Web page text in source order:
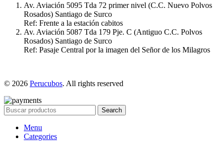
Av. Aviación 5095 Tda 72 primer nivel (C.C. Nuevo Polvos
Rosados) Santiago de Surco
Ref: Frente a la estación cabitos
Av. Aviación 5087 Tda 179 Pje. C (Antiguo C.C. Polvos
Rosados) Santiago de Surco
Ref: Pasaje Central por la imagen del Señor de los Milagros
© 2026 Perucubos. All rights reserved
Search
Menu
Categories